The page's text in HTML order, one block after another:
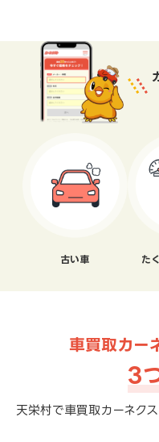
古い車 た
車買取カー
3
天栄村で車買取カーネク